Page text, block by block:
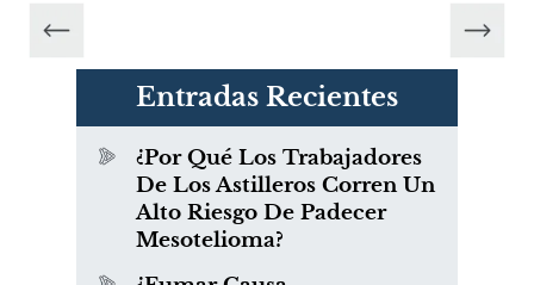
Entradas Recientes
¿Por Qué Los Trabajadores
De Los Astilleros Corren Un
Alto Riesgo De Padecer
Mesotelioma?